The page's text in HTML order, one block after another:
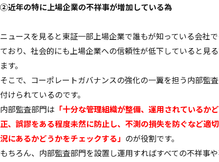
②近年の特に上場企業の不祥事が増加している為
ニュースを見ると東証一部上場企業で誰もが知っている会社
ており、社会的にも上場企業への信頼性が低下していると見
ます。
そこで、コーポレートガバナンスの強化の一翼を担う内部監
付けられているのです。
内部監査部門は 「十分な管理組織が整備、運用されているか
正、誤謬をある程度未然に防止し、不測の損失を防ぐなど適
況にあるかどうかをチェックする」 のが役割です。
もちろん、内部監査部門を設置し運用すればすべての不祥事